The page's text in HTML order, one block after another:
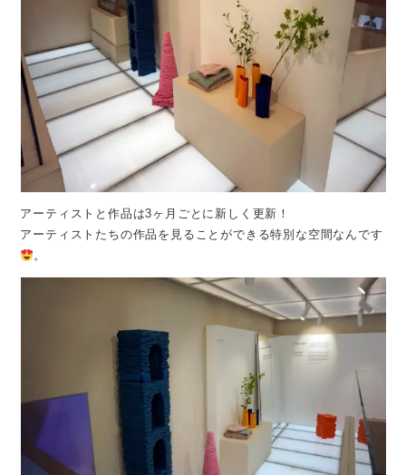
アーティストと作品は3ヶ月ごとに新しく更新！
アーティストたちの作品を見ることができる特別な空間なんです
。